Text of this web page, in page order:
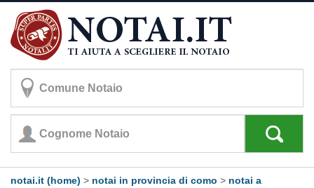
notai.it (home) > notai in provincia di como > notai a